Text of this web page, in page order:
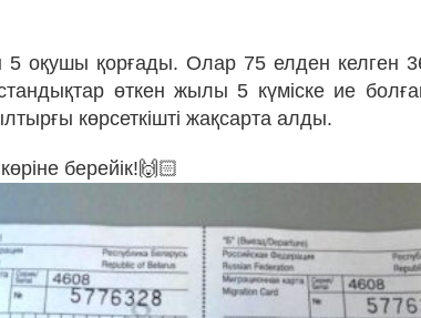
5 оқушы қорғады. Олар 75 елден келген
өткен жылы 5 күміске ие
көрсеткішті жақсарта алды.
берейік!🙌🏻